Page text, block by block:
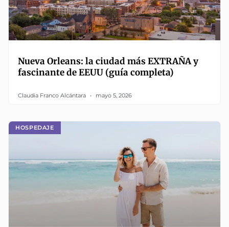
Nueva Orleans: la ciudad más EXTRAÑA y
fascinante de EEUU (guía completa)
Claudia Franco Alcántara mayo 5, 2026
HOSPEDAJE